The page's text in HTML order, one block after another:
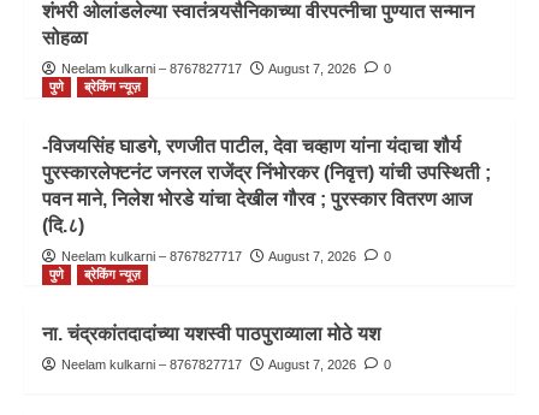
शंभरी ओलांडलेल्या स्वातंत्र्यसैनिकाच्या वीरपत्नीचा पुण्यात सन्मान
सोहळा
Neelam kulkarni – 8767827717 August 7, 2026
0
पुणे
ब्रेकिंग न्यूज़
-विजयसिंह घाडगे, रणजीत पाटील, देवा चव्हाण यांना यंदाचा शौर्य
पुरस्कारलेफ्टनंट जनरल राजेंद्र निंभोरकर (निवृत्त) यांची उपस्थिती ;
पवन माने, निलेश भोरडे यांचा देखील गौरव ; पुरस्कार वितरण आज
(दि.८)
Neelam kulkarni – 8767827717 August 7, 2026
0
पुणे
ब्रेकिंग न्यूज़
ना. चंद्रकांतदादांच्या यशस्वी पाठपुराव्याला मोठे यश
Neelam kulkarni – 8767827717 August 7, 2026 0